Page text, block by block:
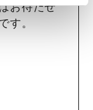
お待たせ
す。